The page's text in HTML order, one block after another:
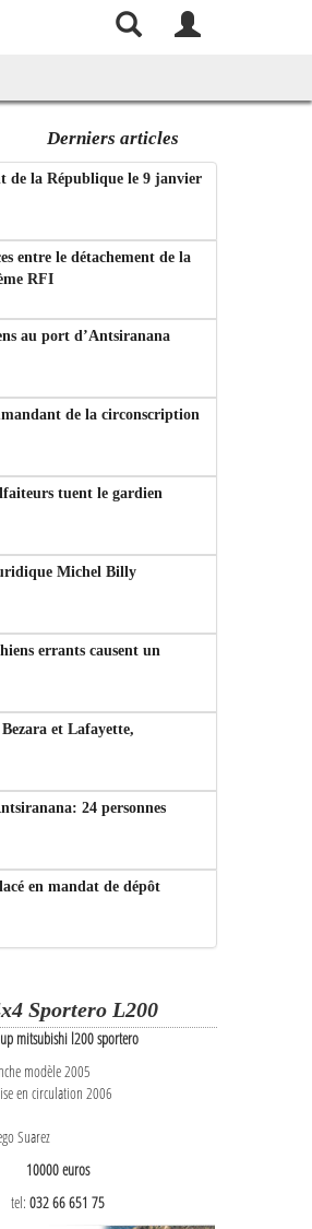
Derniers articles
de la République le 9 janvier
entre le détachement de la
RFI
au port d’Antsiranana
de la circonscription
tuent le gardien
Michel Billy
errants causent un
et Lafayette,
24 personnes
en mandat de dépôt
Sportero L200
mitsubishi l200 sportero
modèle 2005
en circulation 2006
Suarez
10000 euros
tel: 032 66 651 75